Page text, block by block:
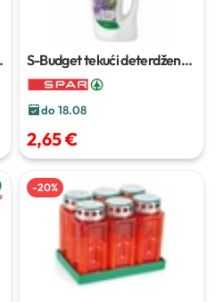
S-Budget tekući deterdžent
za pranje rublja
pranja
do 18.08
2,65 €
-20%